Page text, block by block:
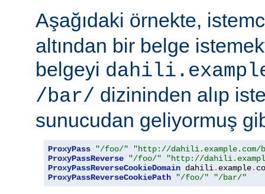
Aşağıdaki örnekte,
altından bir belge
belgeyi
/bar/ dizininden alıp
sunucudan geliyormuş
ProxyPass "/foo/"
"http://dahili.example.com/
ProxyPassReverse
"/foo/"
"http://
ProxyPassReverseCookieDomain dahili. example.
ProxyPassReverseCookiePath
"/foo/" "/bar/"